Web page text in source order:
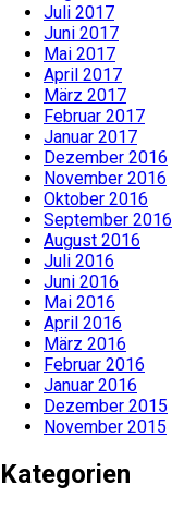
Juli 2017
Juni 2017
Mai 2017
April 2017
März 2017
Februar 2017
Januar 2017
Dezember 2016
November 2016
Oktober 2016
September 2016
August 2016
Juli 2016
Juni 2016
Mai 2016
April 2016
März 2016
Februar 2016
Januar 2016
Dezember 2015
November 2015
Kategorien